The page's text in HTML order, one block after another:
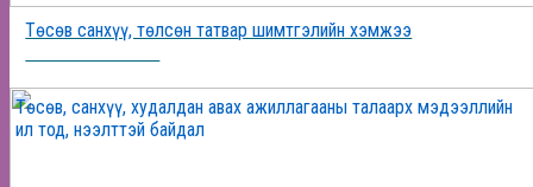
Төсөв санхүү, төлсөн татвар шимтгэлийн хэмжээ
Төсөв, санхүү, худалдан авах ажиллагааны талаарх мэдээллийн
ил тод, нээлттэй байдал